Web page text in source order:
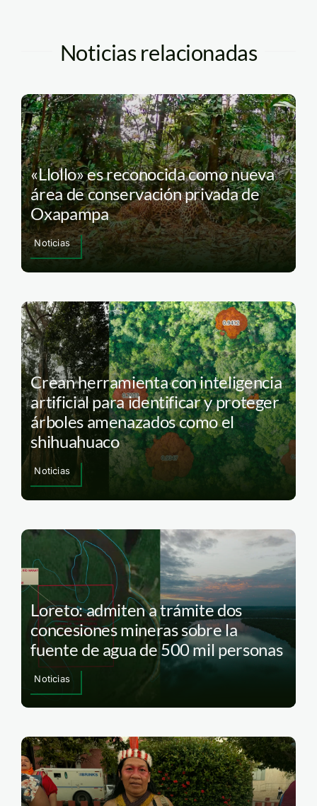
Noticias relacionadas
«Llollo» es reconocida como nueva
área de conservación privada de
Oxapampa
Noticias
Crean herramienta con inteligencia
artificial para identificar y proteger
árboles amenazados como el
shihuahuaco
Noticias
Loreto: admiten a trámite dos
concesiones mineras sobre la
fuente de agua de 500 mil personas
Noticias